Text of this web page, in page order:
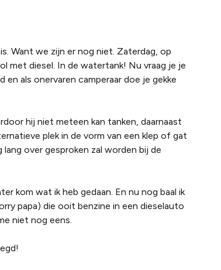
Want we zijn er nog niet. Zaterdag, op
met diesel. In de watertank! Nu vraag je je
als onervaren camperaar doe je gekke
hij niet meteen kan tanken, daarnaast
plek in de vorm van een klep of gat
lang over gesproken zal worden bij de
kom wat ik heb gedaan. En nu nog baal ik
papa) die ooit benzine in een dieselauto
niet nog eens.